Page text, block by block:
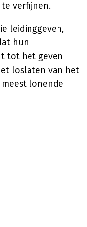
verfijnen.
leidinggeven,
hun
tot het geven
loslaten van het
lonende